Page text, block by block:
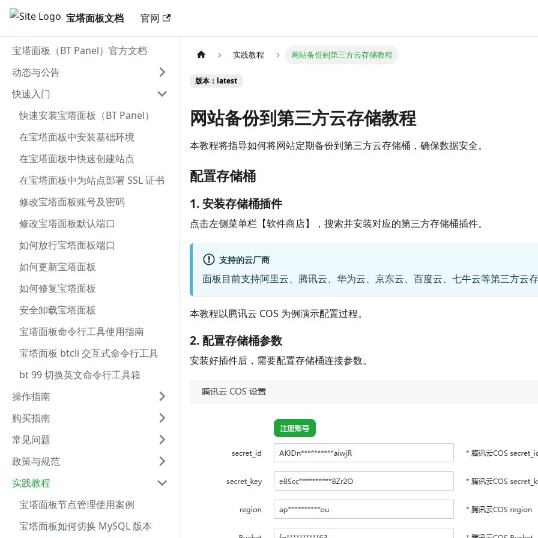
宝塔面板文档 官网
宝塔面板（BT Panel）官方文档
动态与公告
快速入门
快速安装宝塔面板（BT Panel）
在宝塔面板中安装基础环境
在宝塔面板中快速创建站点
在宝塔面板中为站点部署 SSL 证书
修改宝塔面板账号及密码
修改宝塔面板默认端口
如何放行宝塔面板端口
如何更新宝塔面板
如何修复宝塔面板
安全卸载宝塔面板
宝塔面板命令行工具使用指南
宝塔面板 btcli 交互式命令行工具
bt 99 切换英文命令行工具箱
操作指南
购买指南
常见问题
政策与规范
实践教程
宝塔面板节点管理使用案例
宝塔面板如何切换 MySQL 版本
实践教程 网站备份到第三方云存储教程
版本：latest
网站备份到第三方云存储教程
本教程将指导如何将网站定期备份到第三方云存储桶，确保数据安全。
配置存储桶
1. 安装存储桶插件
点击左侧菜单栏【软件商店】，搜索并安装对应的第三方存储桶插件。
支持的云厂商
面板目前支持阿里云、腾讯云、华为云、京东云、百度云、七牛云等第三方云存
本教程以腾讯云 COS 为例演示配置过程。
2. 配置存储桶参数
安装好插件后，需要配置存储桶连接参数。